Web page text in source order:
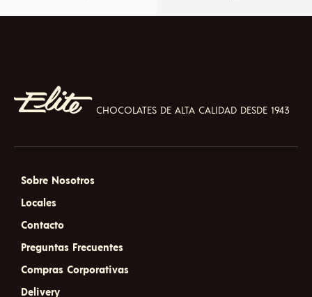
CHOCOLATES DE ALTA CALIDAD DESDE 1943
Sobre Nosotros
Locales
Contacto
Preguntas Frecuentes
Compras Corporativas
Delivery